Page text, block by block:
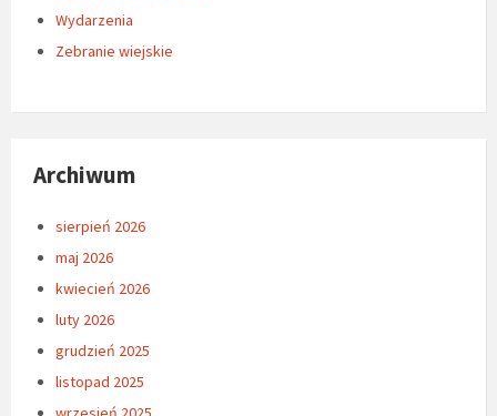
Wydarzenia
Zebranie wiejskie
Archiwum
sierpień 2026
maj 2026
kwiecień 2026
luty 2026
grudzień 2025
listopad 2025